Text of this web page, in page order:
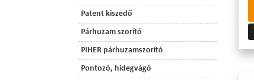
Patent kiszedő
Párhuzam szorító
PIHER párhuzamszorító
Pontozó, hidegvágó